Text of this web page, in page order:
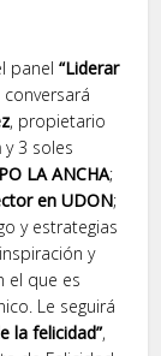
panel“Liderar
, propietario
y 3 soles
LA ANCHA;
en UDON;
y estrategias
y
el que es
Le seguirá
la felicidad”,